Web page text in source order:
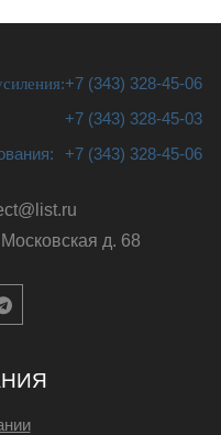
+7 (343) 328-45-06
+7 (343) 328-45-03
+7 (343) 328-45-06
Московская д. 68